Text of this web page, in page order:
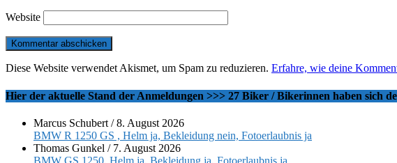
Website
Diese Website verwendet Akismet, um Spam zu reduzieren. Erfahre, wie deine
Hier der aktuelle Stand der Anmeldungen >>> 27 Biker / Bikerinnen haben sich
Marcus Schubert /8. August 2026
BMW R 1250 GS , Helm ja, Bekleidung nein, Fotoerlaubnis ja
Thomas Gunkel / 7. August 2026
BMW GS 1250, Helm ja, Bekleidung ja, Fotoerlaubnis ja